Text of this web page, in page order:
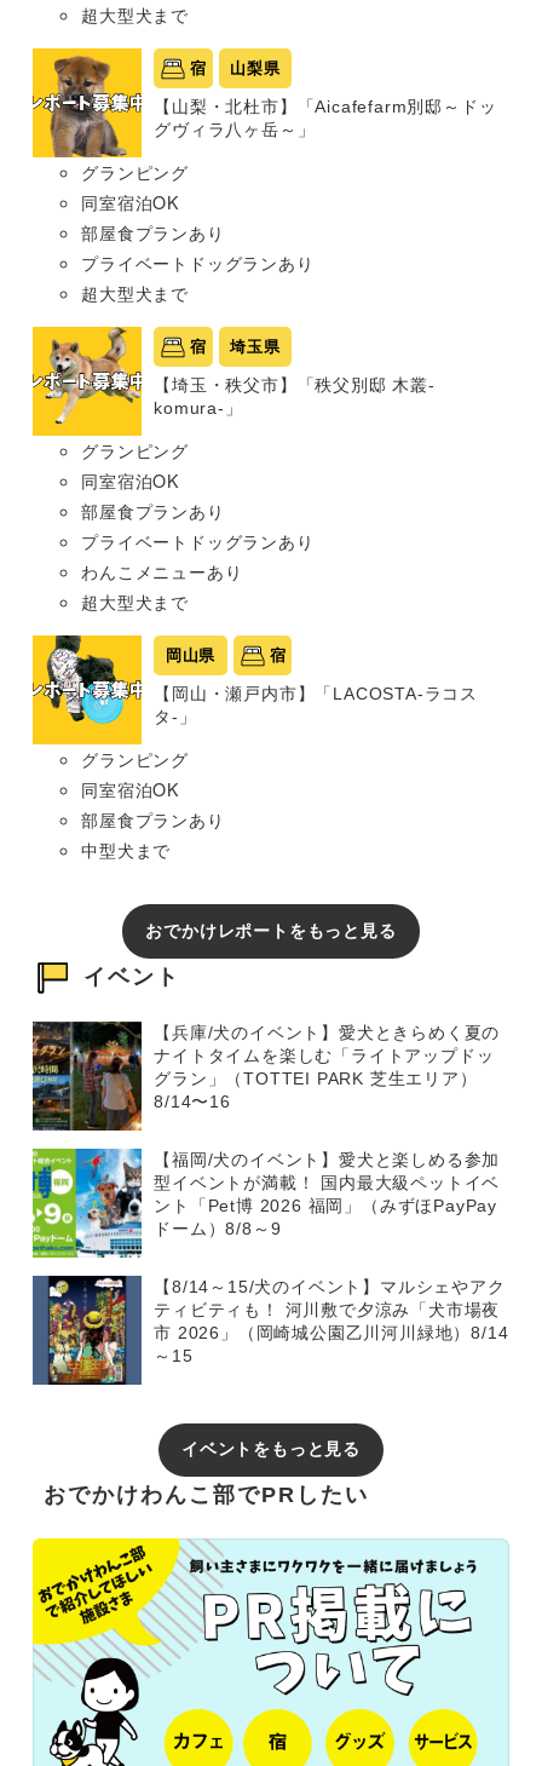
超大型犬まで
宿 山梨県
【山梨・北杜市】「Aicafefarm別邸～ドッ
グヴィラ八ヶ岳～」
グランピング
同室宿泊OK
部屋食プランあり
プライベートドッグランあり
超大型犬まで
宿 埼玉県
【埼玉・秩父市】「秩父別邸 木叢-
komura-」
グランピング
同室宿泊OK
部屋食プランあり
プライベートドッグランあり
わんこメニューあり
超大型犬まで
岡山県 宿
【岡山・瀬戸内市】「LACOSTA-ラコス
タ-」
グランピング
同室宿泊OK
部屋食プランあり
中型犬まで
おでかけレポートをもっと見る
イベント
【兵庫/犬のイベント】愛犬ときらめく夏の
ナイトタイムを楽しむ「ライトアップドッ
グラン」（TOTTEI PARK 芝生エリア）
8/14〜16
【福岡/犬のイベント】愛犬と楽しめる参加
型イベントが満載！ 国内最大級ペットイベ
ント「Pet博 2026 福岡」（みずほPayPay
ドーム）8/8～9
【8/14～15/犬のイベント】マルシェやアク
ティビティも！ 河川敷で夕涼み「犬市場夜
市 2026」（岡崎城公園乙川河川緑地）8/14
～15
イベントをもっと見る
おでかけわんこ部でPRしたい